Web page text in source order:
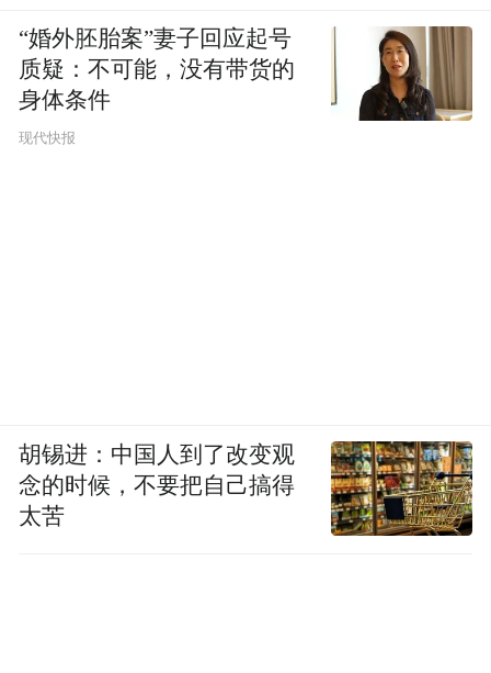
“婚外胚胎案”妻子回应起号
质疑：不可能，没有带货的
身体条件
现代快报
胡锡进：中国人到了改变观
念的时候，不要把自己搞得
太苦